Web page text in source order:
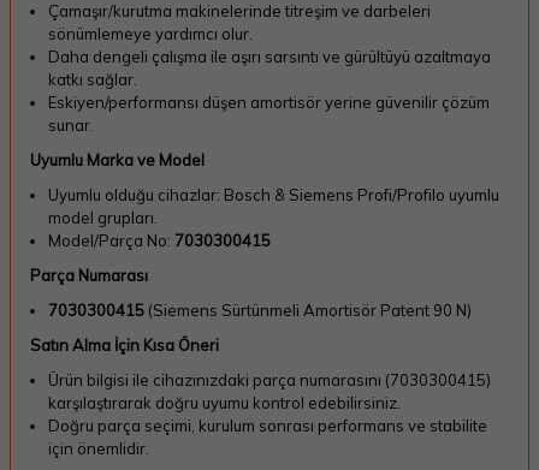
Çamaşır/kurutma makinelerinde titreşim ve darbeleri
sönümlemeye yardımcı olur.
Daha dengeli çalışma ile aşırı sarsıntı ve gürültüyü azaltmaya
katkı sağlar.
Eskiyen/performansı düşen amortisör yerine güvenilir çözüm
sunar.
Uyumlu Marka ve Model
Uyumlu olduğu cihazlar: Bosch & Siemens Profi/Profilo uyumlu
model grupları.
Model/Parça No: 7030300415
Parça Numarası
7030300415 (Siemens Sürtünmeli Amortisör Patent 90 N)
Satın Alma İçin Kısa Öneri
Ürün bilgisi ile cihazınızdaki parça numarasını (7030300415)
karşılaştırarak doğru uyumu kontrol edebilirsiniz.
Doğru parça seçimi, kurulum sonrası performans ve stabilite
için önemlidir.